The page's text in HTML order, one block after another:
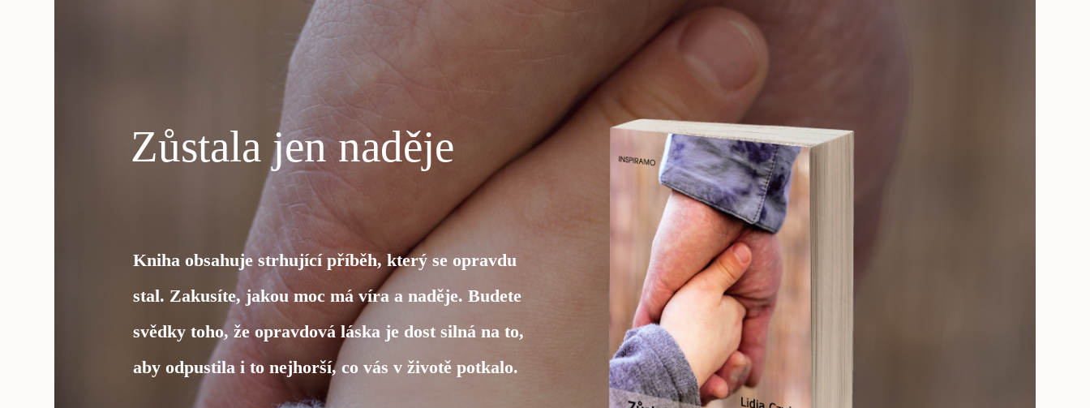
Zůstala jen naděje
Kniha obsahuje strhující příběh, který se opravdu
stal. Zakusíte, jakou moc má víra a naděje. Budete
svědky toho, že opravdová láska je dost silná na to,
aby odpustila i to nejhorší, co vás v životě potkalo.